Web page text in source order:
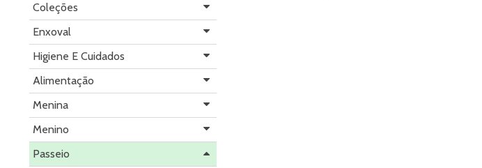
Coleções
Enxoval
Higiene E Cuidados
Alimentação
Menina
Menino
Passeio